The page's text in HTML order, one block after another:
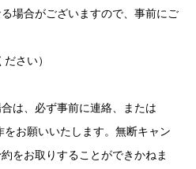
場合がございますので、事前にご
さい）
は、必ず事前に連絡、または
お願いいたします。無断キャン
をお取りすることができかねま